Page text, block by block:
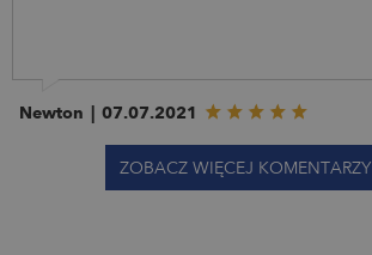
Newton | 07.07.2021
ZOBACZ WIĘCEJ KOMENTARZY